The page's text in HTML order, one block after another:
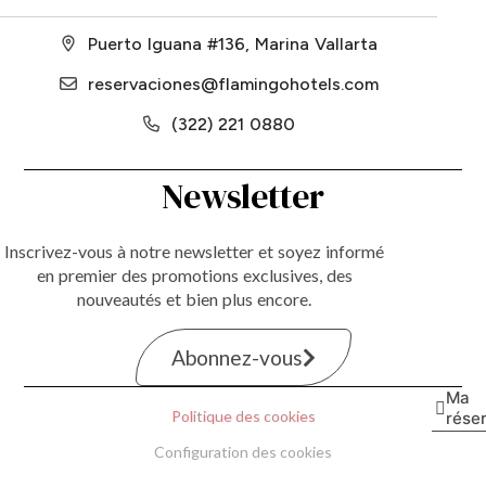
Puerto Iguana #136, Marina Vallarta
reservaciones@flamingohotels.com
(322) 221 0880
Newsletter
Inscrivez-vous à notre newsletter et soyez informé
en premier des promotions exclusives, des
nouveautés et bien plus encore.
Abonnez-vous
Politique des cookies
Configuration des cookies
Ma